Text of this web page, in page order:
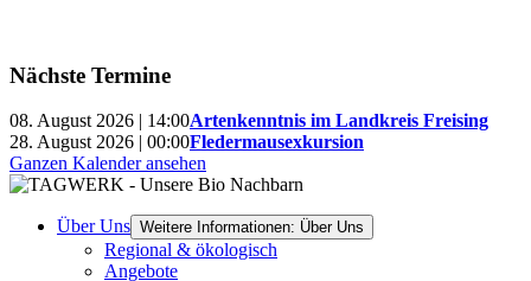
Nächste Termine
08. August 2026 | 14:00Artenkenntnis im Landkreis Freising
28. August 2026 | 00:00Fledermausexkursion
Ganzen Kalender ansehen
Über Uns Weitere Informationen: Über Uns
Regional & ökologisch
Angebote